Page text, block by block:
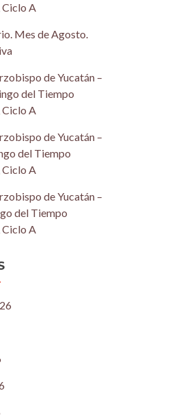
A
Mes de Agosto.
de Yucatán –
del Tiempo
A
de Yucatán –
del Tiempo
A
de Yucatán –
del Tiempo
A